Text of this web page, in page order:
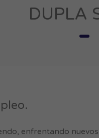
DUPLA
enfrentando